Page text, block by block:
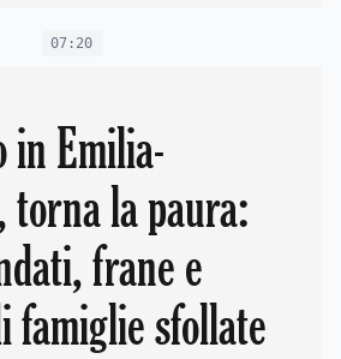
07:20
in Emilia-
torna la paura:
frane e
famiglie sfollate